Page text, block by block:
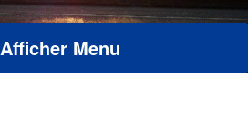
Afficher Menu